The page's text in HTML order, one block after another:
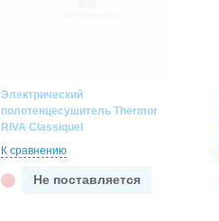
Электрический
полотенцесушитель Thermor
RIVA Classiquel
К сравнению
Не поставляется